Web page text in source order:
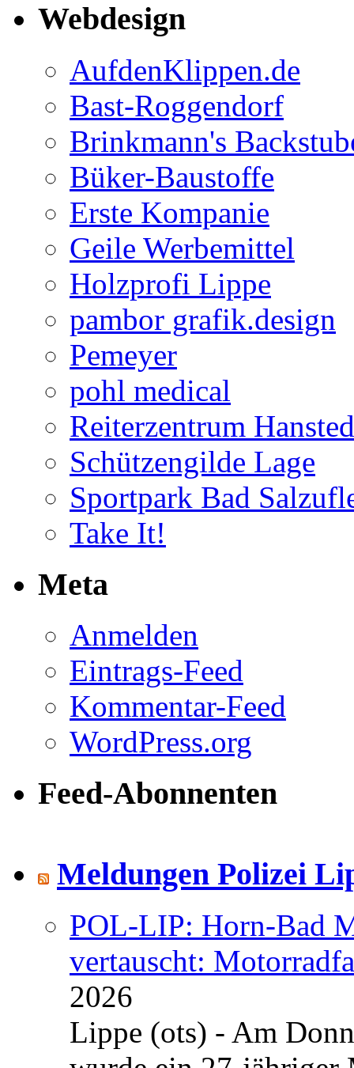
Webdesign
AufdenKlippen.de
Bast-Roggendorf
Brinkmann's
Büker-Baustoffe
Erste Kompanie
Geile Werbemittel
Holzprofi Lippe
pambor grafik.design
Pemeyer
pohl medical
Reiterzentrum
Schützengilde Lage
Sportpark Bad
Take It!
Meta
Anmelden
Eintrags-Feed
Kommentar-Feed
WordPress.org
Feed-Abonnenten
Meldungen Polizei
POL-LIP: Horn-Bad
vertauscht:
2026
Lippe (ots) - Am